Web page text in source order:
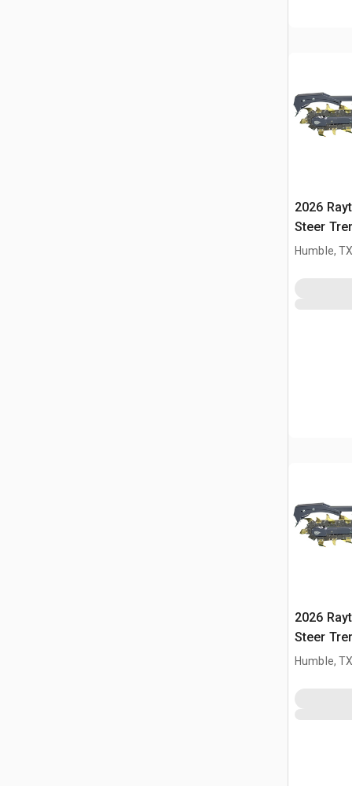
2026
Steer
Humble,
2026
Steer
Humble,